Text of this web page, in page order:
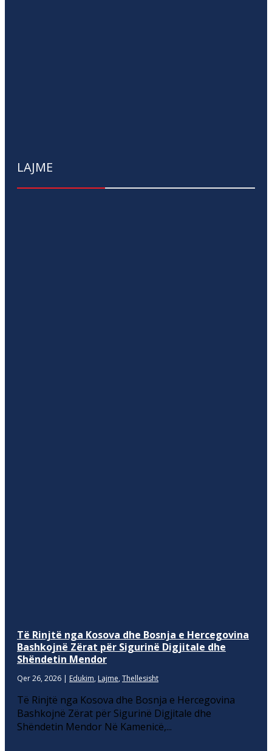
LAJME
Të Rinjtë nga Kosova dhe Bosnja e Hercegovina
Bashkojnë Zërat për Sigurinë Digjitale dhe
Shëndetin Mendor
Qer 26, 2026 | Edukim, Lajme, Thellesisht
Të Rinjtë nga Kosova dhe Bosnja e Hercegovina
Bashkojnë Zërat për Sigurinë Digjitale dhe
Shëndetin Mendor Në Kamenicë,...